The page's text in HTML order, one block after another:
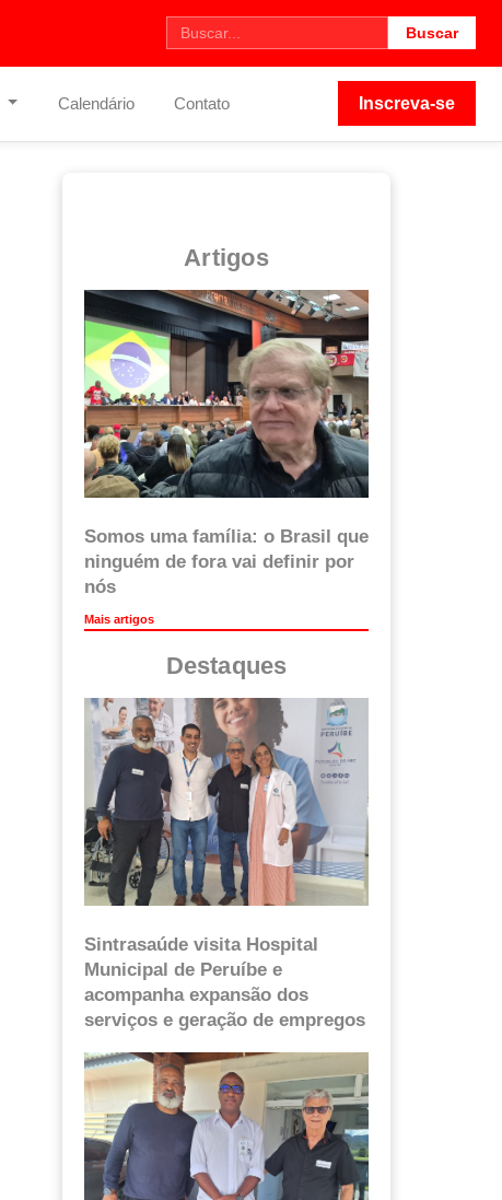
Buscar
Calendário Contato Inscreva-se
Artigos
Somos uma família: o Brasil que
ninguém de fora vai definir por
nós
Mais artigos
Destaques
Sintrasaúde visita Hospital
Municipal de Peruíbe e
acompanha expansão dos
serviços e geração de empregos